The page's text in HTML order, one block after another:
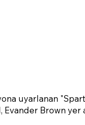
uyarlanan
Brown yer